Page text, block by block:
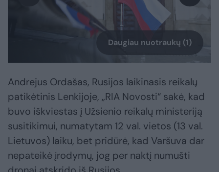
Daugiau nuotraukų (1)
Andrejus Ordašas, Rusijos laikinasis reikalų
patikėtinis Lenkijoje, „RIA Novosti“ sakė, kad
buvo iškviestas į Užsienio reikalų ministeriją
susitikimui, numatytam 12 val. vietos (13 val.
Lietuvos) laiku, bet pridūrė, kad Varšuva dar
nepateikė įrodymų, jog per naktį numušti